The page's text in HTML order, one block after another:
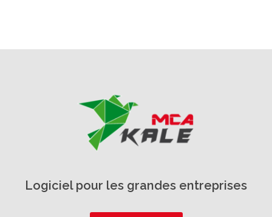
Logiciel pour les grandes entreprises